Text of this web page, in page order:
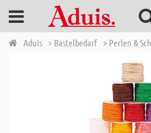
Aduis > Bastelbedarf > Perlen &